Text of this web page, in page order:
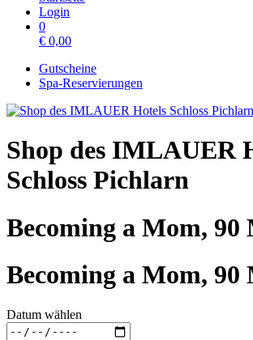
Login
0
€ 0,00
Gutscheine
Spa-Reservierungen
Shop des IMLAUER
Schloss Pichlarn
Becoming a Mom, 90
Becoming a Mom, 90
Datum wählen